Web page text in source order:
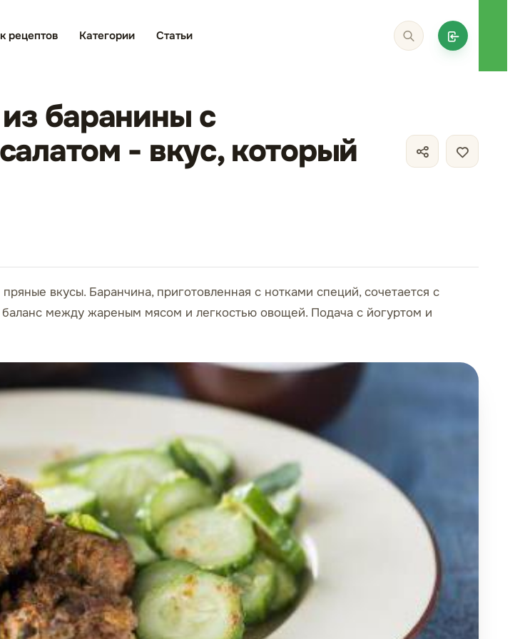
рецептов Категории Статьи
баранины с
- вкус, который
вкусы. Баранчина, приготовленная с нотками специй, сочетается с
между жареным мясом и легкостью овощей. Подача с йогуртом и